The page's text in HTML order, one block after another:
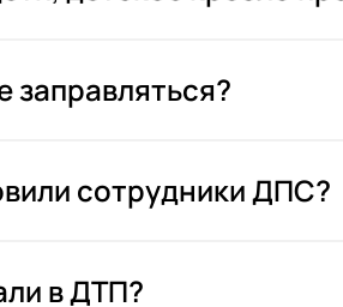
заправляться?
сотрудники ДПС?
в ДТП?